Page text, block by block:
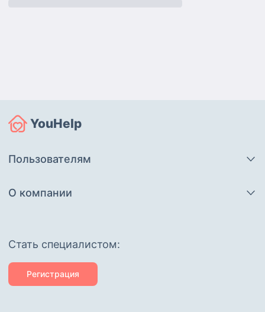
YouHelp
Пользователям
О компании
Cтать специалистом:
Регистрация